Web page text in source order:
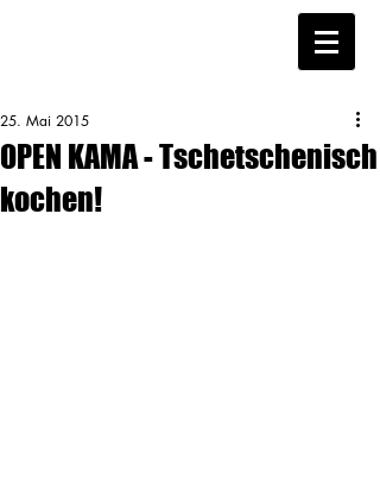
OPEN KAMA - Tschetschenisch
kochen!
25. Mai 2015